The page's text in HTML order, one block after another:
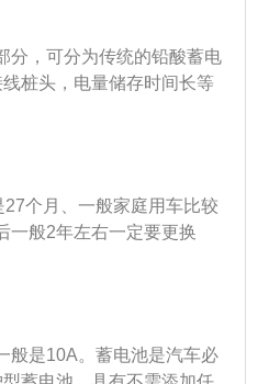
牌很多，比较好用的电瓶
电瓶要保养好才好，平时
起鼓风机，这些都是耗电
易使电瓶亏电。 长时间不
命缩短了。所以电瓶也是
用也会缩短电瓶寿命，遇
下降了很多，所以过度使
正常使用下，大多数车型
门卖电瓶的换一个，一般
体看电瓶厂商。 (出自aut
车辆求助，胞们车辆上的
正极和正极相连；2、在
水代替。因为纯净水中含
汽车时，不间断地使用启
是每次发动车的时间总长
分，可分为传统的铅酸蓄电
桩头，电量储存时间长等
机提供强大的起动电流
个大容量电容器，可以保
动势时，将一部分电能
个月、一般家庭用车比较
一般2年左右一定要更换
检查蓄电池外壳是否凸
隔20分钟对单体电瓶的
每隔10分钟分三次进行检
；3、检测蓄电池是否“失
般是10A。蓄电池是汽车必